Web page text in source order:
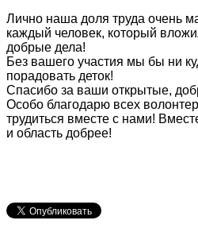
Лично наша доля труда очень
каждый человек, который
добрые дела!
Без вашего участия мы бы ни
порадовать деток!
Спасибо за ваши открытые,
Особо благодарю всех
трудиться вместе с нами!
и область добрее!